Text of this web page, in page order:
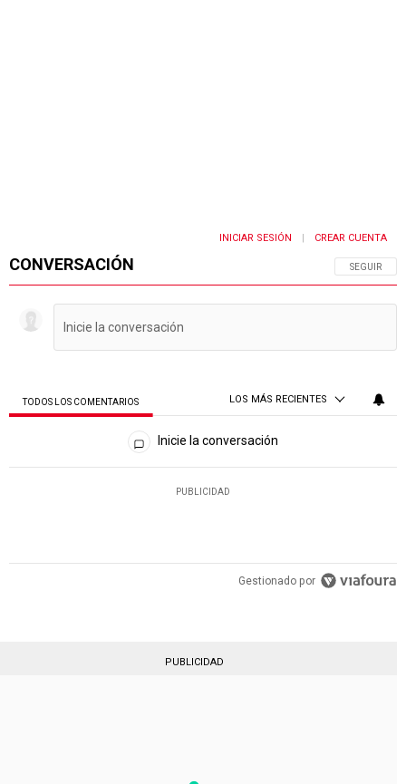
CONVERSACIÓN SIGA ESTA
SEGUIR
INICIAR SESIÓN CREAR CUENTA
TODOS LOS COMENTARIOS LOS MÁS RECIENTES
Todos los comentarios
Inicie la conversación
PUBLICIDAD
Gestionado por
PUBLICIDAD